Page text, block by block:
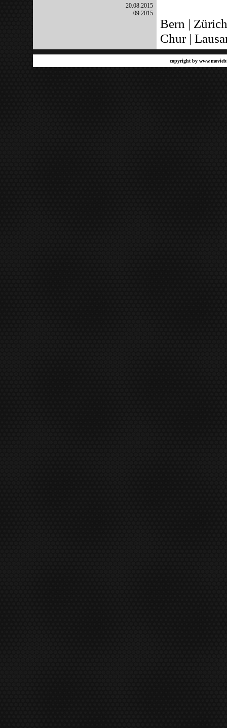
20.08.2015
09.2015
Bern | Zürich
Chur |
copyright by